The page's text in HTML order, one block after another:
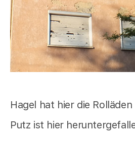
Hagel hat hier die
Putz ist hier